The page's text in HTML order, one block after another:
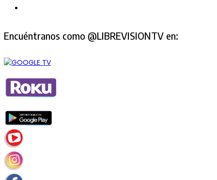
Encuéntranos como @LIBREVISIONTV en: